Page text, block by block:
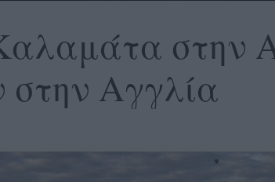
στην
στην Αγγλία